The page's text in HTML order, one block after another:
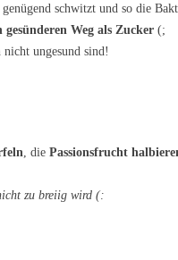
genügend schwitzt und so die
gesünderen Weg als Zucker (;
ungesund sind!
, die Passionsfrucht
zu breiig wird (: